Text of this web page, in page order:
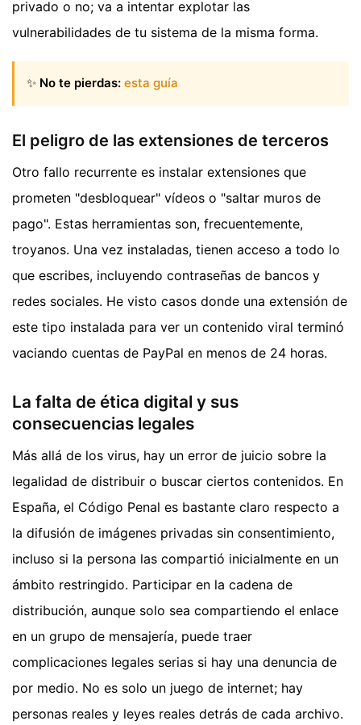
privado o no; va a intentar explotar las
vulnerabilidades de tu sistema de la misma forma.
✨ No te pierdas: esta guía
El peligro de las extensiones de terceros
Otro fallo recurrente es instalar extensiones que
prometen "desbloquear" vídeos o "saltar muros de
pago". Estas herramientas son, frecuentemente,
troyanos. Una vez instaladas, tienen acceso a todo lo
que escribes, incluyendo contraseñas de bancos y
redes sociales. He visto casos donde una extensión de
este tipo instalada para ver un contenido viral terminó
vaciando cuentas de PayPal en menos de 24 horas.
La falta de ética digital y sus
consecuencias legales
Más allá de los virus, hay un error de juicio sobre la
legalidad de distribuir o buscar ciertos contenidos. En
España, el Código Penal es bastante claro respecto a
la difusión de imágenes privadas sin consentimiento,
incluso si la persona las compartió inicialmente en un
ámbito restringido. Participar en la cadena de
distribución, aunque solo sea compartiendo el enlace
en un grupo de mensajería, puede traer
complicaciones legales serias si hay una denuncia de
por medio. No es solo un juego de internet; hay
personas reales y leyes reales detrás de cada archivo.